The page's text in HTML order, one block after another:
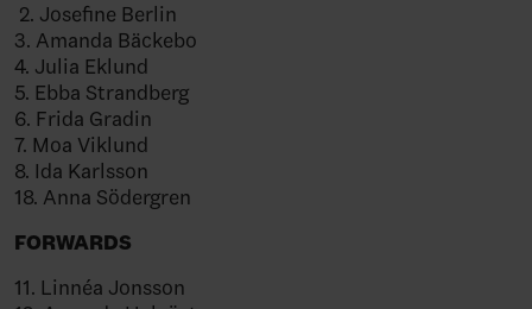
2. Josefine Berlin
3. Amanda Bäckebo
4. Julia Eklund
5. Ebba Strandberg
6. Frida Gradin
7. Moa Viklund
8. Ida Karlsson
18. Anna Södergren
FORWARDS
11. Linnéa Jonsson